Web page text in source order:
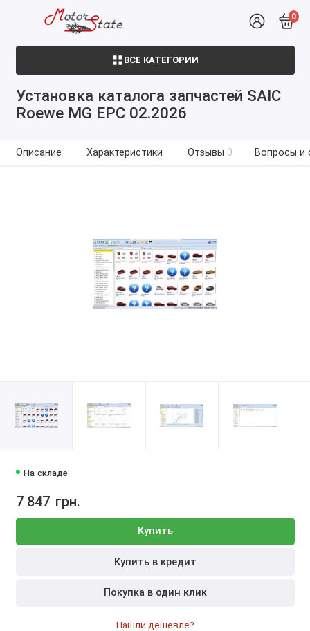
0
ВСЕ КАТЕГОРИИ
Установка каталога запчастей SAIC
Roewe MG EPC 02.2026
Описание Характеристики Отзывы 0 Вопросы и
На складе
7 847 грн.
Купить
Купить в кредит
Покупка в один клик
Нашли дешевле?